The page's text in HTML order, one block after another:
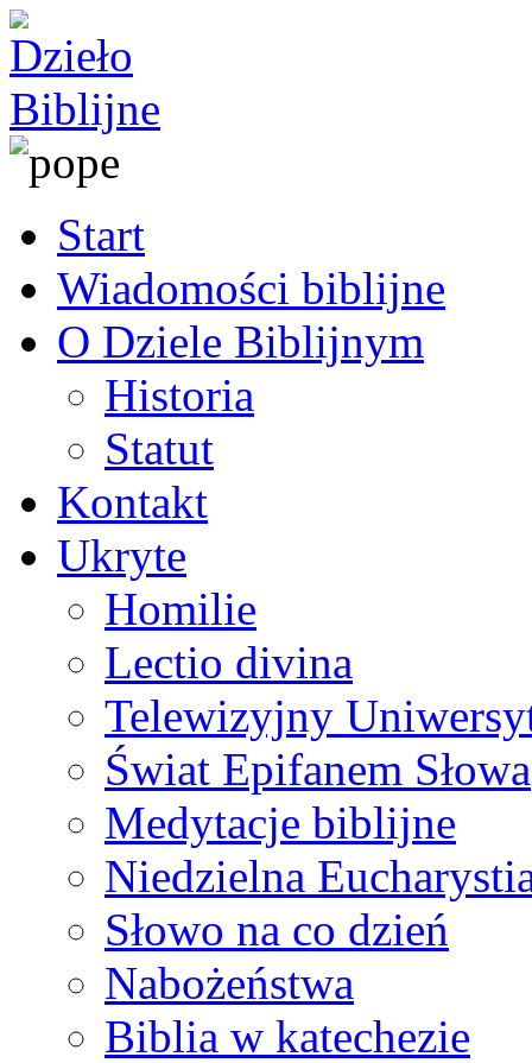
Start
Wiadomości biblijne
O Dziele Biblijnym
Historia
Statut
Kontakt
Ukryte
Homilie
Lectio divina
Telewizyjny
Świat Epifanem Słowa
Medytacje biblijne
Niedzielna
Słowo na co dzień
Nabożeństwa
Biblia w katechezie